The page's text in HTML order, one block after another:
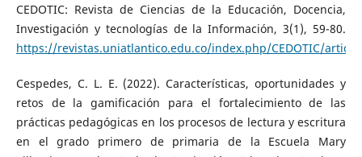
CEDOTIC: Revista de Ciencias de la Educación, Docencia,
Investigación y tecnologías de la Información, 3(1), 59-80.
https://revistas.uniatlantico.edu.co/index.php/CEDOTIC/
Cespedes, C. L. E. (2022). Características, oportunidades y
retos de la gamificación para el fortalecimiento de las
prácticas pedagógicas en los procesos de lectura y escritura
en el grado primero de primaria de la Escuela Mary